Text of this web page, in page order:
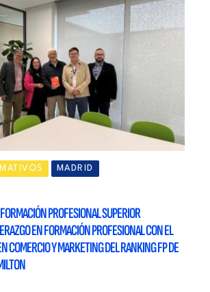
MADRID
PROFESIONAL SUPERIOR
EN FORMACIÓN PROFESIONAL CON EL
COMERCIO Y MARKETING DEL RANKING FP DE